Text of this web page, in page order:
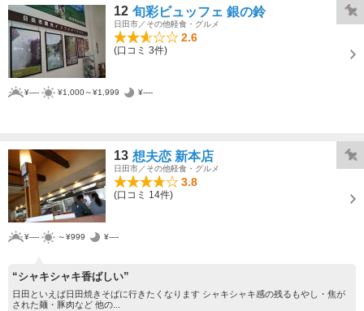
12 旬彩ビュッフェ 銀の鈴
日田市／その他軽食・グルメ
2.6
(口コミ 3件)
¥---- ¥1,000～¥1,999 ¥----
13 想夫恋 新本店
日田市／その他軽食・グルメ
3.8
(口コミ 14件)
¥---- ～¥999 ¥----
“シャキシャキ香ばしい”
日田といえば日田焼きそばに行きたくなります シャキシャキ感の残るもやし・焦が
された麺・豚肉など 他の...